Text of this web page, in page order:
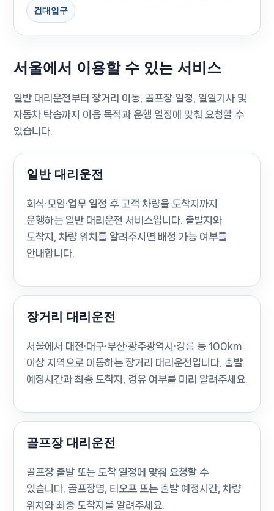
건대입구
서울에서 이용할 수 있는 서비스
일반 대리운전부터 장거리 이동, 골프장 일정, 일일기사 및
자동차 탁송까지 이용 목적과 운행 일정에 맞춰 요청할 수
있습니다.
일반 대리운전
회식·모임·업무 일정 후 고객 차량을 도착지까지
운행하는 일반 대리운전 서비스입니다. 출발지와
도착지, 차량 위치를 알려주시면 배정 가능 여부를
안내합니다.
장거리 대리운전
서울에서 대전·대구·부산·광주광역시·강릉 등 100km
이상 지역으로 이동하는 장거리 대리운전입니다. 출발
예정시간과 최종 도착지, 경유 여부를 미리 알려주세요.
골프장 대리운전
골프장 출발 또는 도착 일정에 맞춰 요청할 수
있습니다. 골프장명, 티오프 또는 출발 예정시간, 차량
위치와 최종 도착지를 알려주세요.